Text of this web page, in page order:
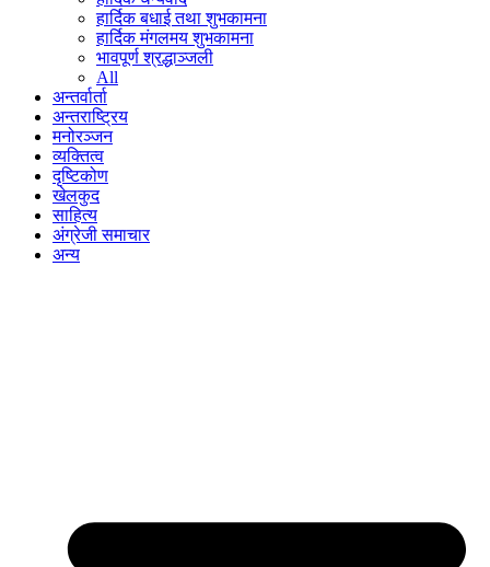
हार्दिक बधाई तथा शुभकामना
हार्दिक मंगलमय शुभकामना
भावपूर्ण श्रद्धाञ्जली
All
अन्तर्वार्ता
अन्तराष्ट्रिय
मनोरञ्जन
व्यक्तित्व
दृष्टिकोण
खेलकुद
साहित्य
अंग्रेजी समाचार
अन्य